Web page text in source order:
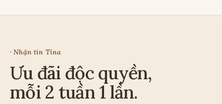
· Nhận tin Tina
Ưu đãi độc quyền,
mỗi 2 tuần 1 lần.